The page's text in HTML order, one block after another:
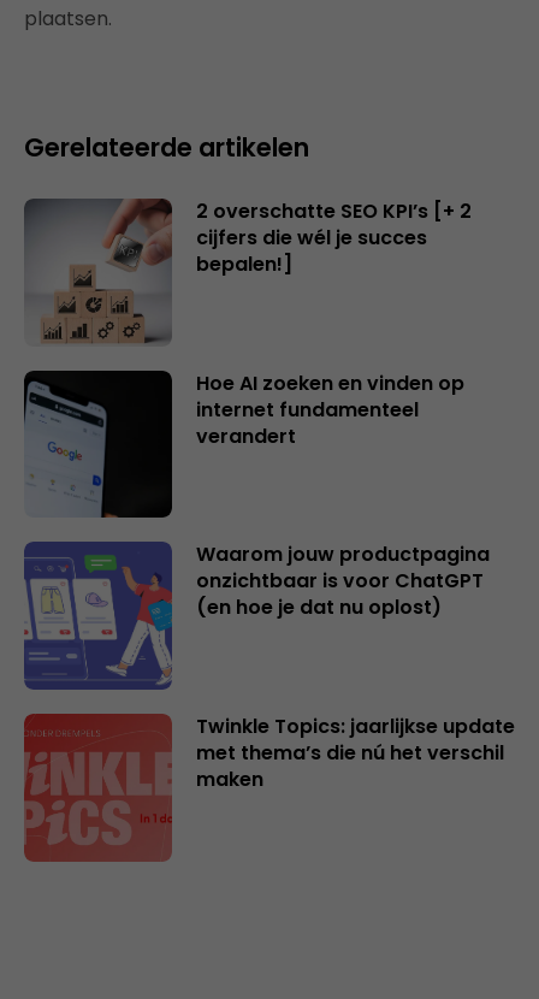
plaatsen.
Gerelateerde artikelen
2 overschatte SEO KPI’s [+ 2
cijfers die wél je succes
bepalen!]
Hoe AI zoeken en vinden op
internet fundamenteel
verandert
Waarom jouw productpagina
onzichtbaar is voor ChatGPT
(en hoe je dat nu oplost)
Twinkle Topics: jaarlijkse update
met thema’s die nú het verschil
maken